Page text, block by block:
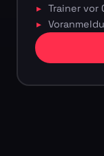
Trainer vor